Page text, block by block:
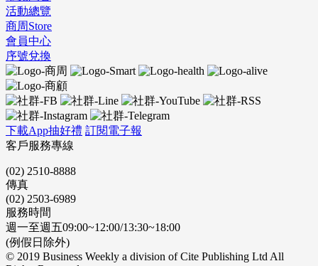
活動總覽
商周Store
會員中心
序號兌換
下載App抽好禮 訂閱電子報
客戶服務專線
(02) 2510-8888
傳真
(02) 2503-6989
服務時間
週一至週五09:00~12:00/13:30~18:00
(例假日除外)
© 2019 Business Weekly a division of Cite Publishing Ltd All